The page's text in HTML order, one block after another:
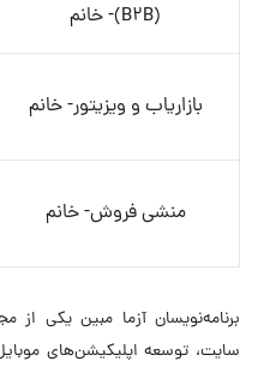
(B2B)- خانم
بازاریاب و ویزیتور- خانم
منشی فروش- خانم
برنامه‌نویسان آزما مبین یکی
سایت، توسعه اپلیکیشن‌های